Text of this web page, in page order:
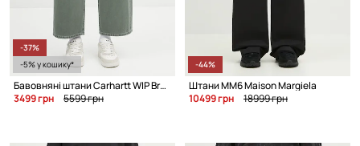
-37%
-5% у кошику*
Бавовняні штани Carhartt WIP Brandon Pant
3499 грн
5599 грн
-44%
Штани MM6 Maison Margiela
10499 грн
18999 грн